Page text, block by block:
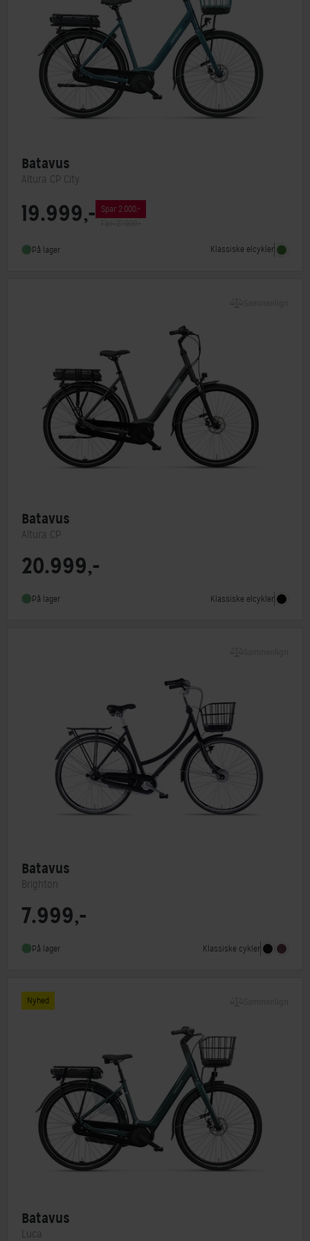
Batavus
Altura CP City
Motorplacering
Stelmateriale
Aluminium
19.999,-
Spar 2.000,-
På lager Klassiske elcykler
Batavus
Altura CP
Motorplacering
Stelmateriale
Aluminium
20.999,-
På lager Klassiske elcykler
Batavus
Brighton
Steltype
Forbremse
Rullebremse Shimano RC3000
7.999,-
På lager Klassiske cykler
Nyhed
Batavus
Luca